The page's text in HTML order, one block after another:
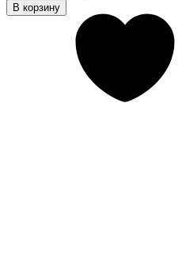
В корзину